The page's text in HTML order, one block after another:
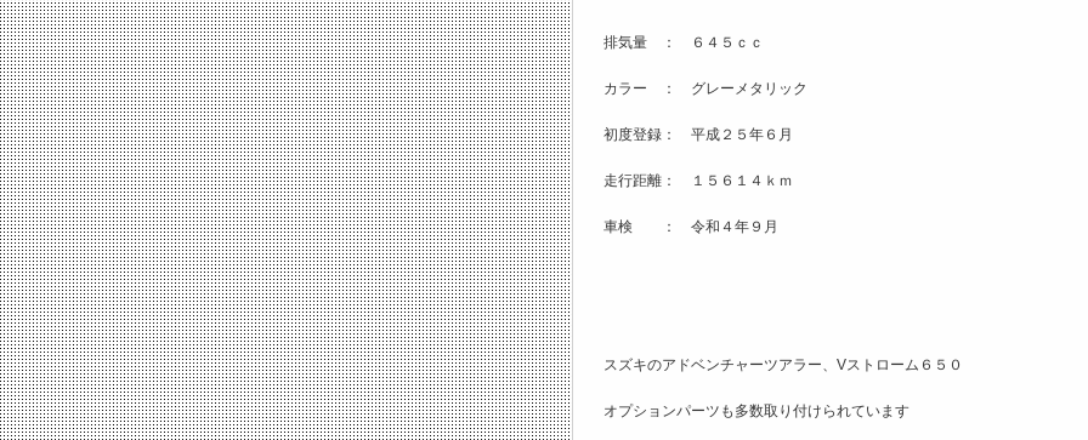
排気量 ： ６４５ｃｃ
カラー ： グレーメタリック
初度登録： 平成２５年６月
走行距離： １５６１４ｋｍ
車検 ： 令和４年９月
スズキのアドベンチャーツアラー、Vストローム６５０
オプションパーツも多数取り付けられています